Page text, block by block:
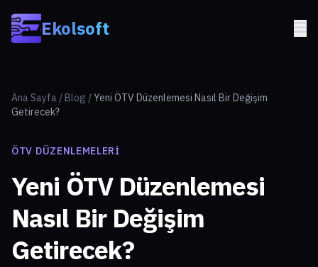
Ekolsoft
Ana Sayfa / Blog /Yeni ÖTV Düzenlemesi Nasıl Bir Değişim
Getirecek?
ÖTV DÜZENLEMELERI
Yeni ÖTV Düzenlemesi
Nasıl Bir Değişim
Getirecek?